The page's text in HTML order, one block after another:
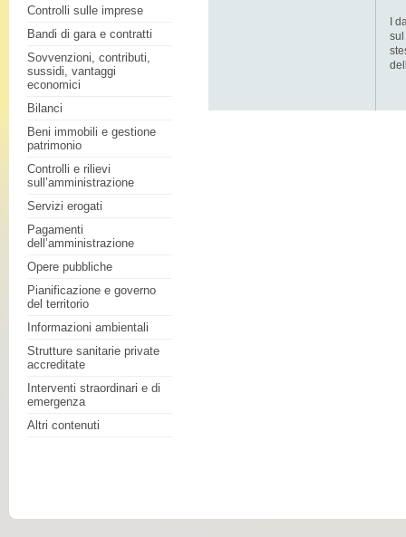
Controlli sulle imprese
Bandi di gara e contratti
Sovvenzioni, contributi,
sussidi, vantaggi
economici
Bilanci
Beni immobili e gestione
patrimonio
Controlli e rilievi
sull’amministrazione
Servizi erogati
Pagamenti
dell’amministrazione
Opere pubbliche
Pianificazione e governo
del territorio
Informazioni ambientali
Strutture sanitarie private
accreditate
Interventi straordinari e di
emergenza
Altri contenuti
I
sul